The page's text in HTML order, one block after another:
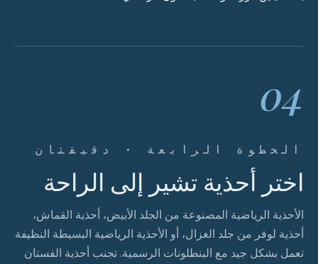
04
الخطوة الرابعة · دقيقتان
اختر أحذية تشير إلى الراحة
الأحذية الرياضية المصنوعة من الجلد الأبيض، أحذية القماش،
أحذية لوفر من جلد الغزال، أو الأحذية الرياضية البسيطة النظيفة
تعمل بشكل جيد مع البنطلونات الرسمية. تجنب أحذية الفستان